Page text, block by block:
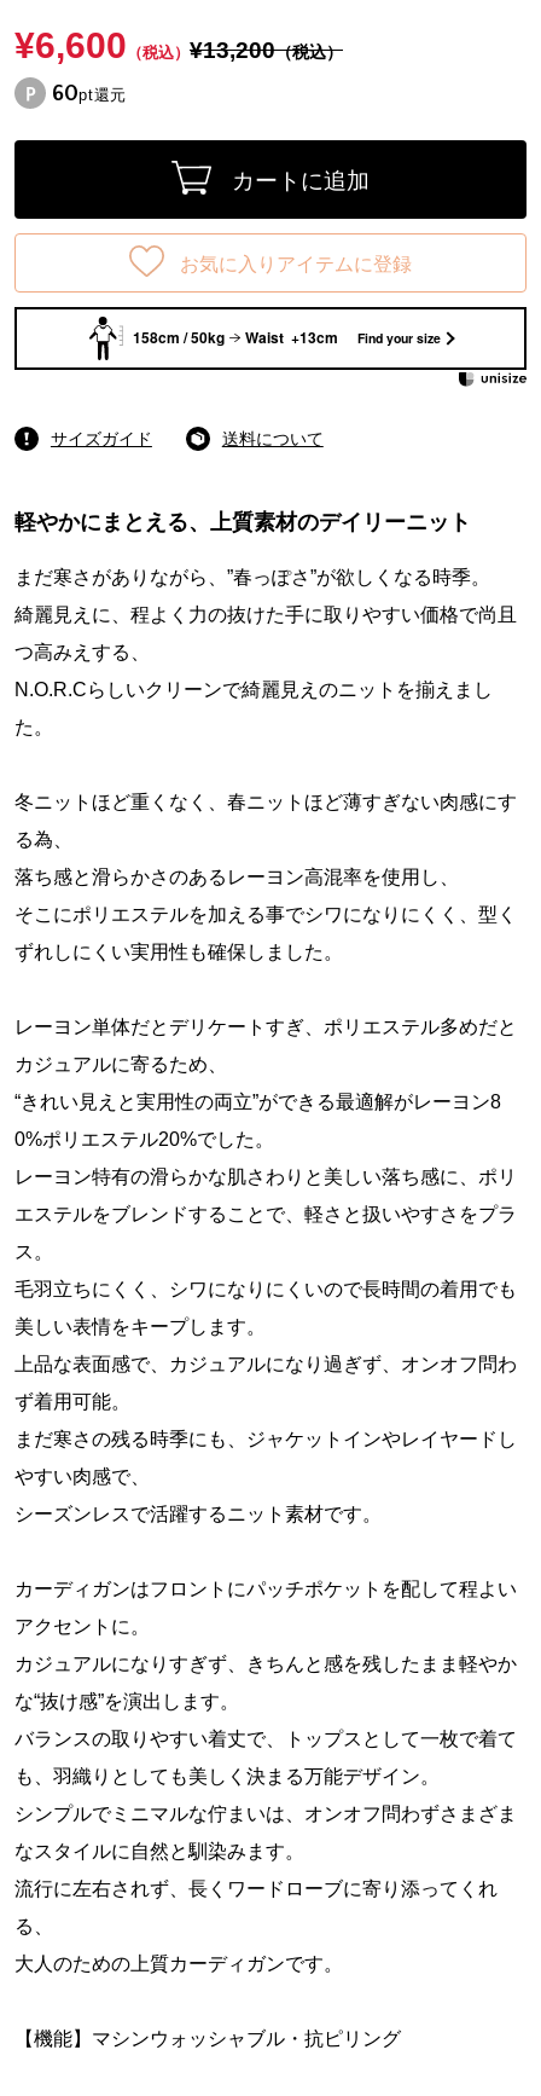
¥6,600 （税込） ¥13,200（税込）
60pt還元
カートに追加
お気に入りアイテムに登録
158cm / 50kg Waist +13cm Find your size
サイズガイド 送料について
軽やかにまとえる、上質素材のデイリーニット
まだ寒さがありながら、”春っぽさ”が欲しくなる時季。
綺麗見えに、程よく力の抜けた手に取りやすい価格で尚且
つ高みえする、
N.O.R.Cらしいクリーンで綺麗見えのニットを揃えまし
た。
冬ニットほど重くなく、春ニットほど薄すぎない肉感にす
る為、
落ち感と滑らかさのあるレーヨン高混率を使用し、
そこにポリエステルを加える事でシワになりにくく、型く
ずれしにくい実用性も確保しました。
レーヨン単体だとデリケートすぎ、ポリエステル多めだと
カジュアルに寄るため、
“きれい見えと実用性の両立”ができる最適解がレーヨン8
0%ポリエステル20%でした。
レーヨン特有の滑らかな肌さわりと美しい落ち感に、ポリ
エステルをブレンドすることで、軽さと扱いやすさをプラ
ス。
毛羽立ちにくく、シワになりにくいので長時間の着用でも
美しい表情をキープします。
上品な表面感で、カジュアルになり過ぎず、オンオフ問わ
ず着用可能。
まだ寒さの残る時季にも、ジャケットインやレイヤードし
やすい肉感で、
シーズンレスで活躍するニット素材です。
カーディガンはフロントにパッチポケットを配して程よい
アクセントに。
カジュアルになりすぎず、きちんと感を残したまま軽やか
な“抜け感”を演出します。
バランスの取りやすい着丈で、トップスとして一枚で着て
も、羽織りとしても美しく決まる万能デザイン。
シンプルでミニマルな佇まいは、オンオフ問わずさまざま
なスタイルに自然と馴染みます。
流行に左右されず、長くワードローブに寄り添ってくれ
る、
大人のための上質カーディガンです。
【機能】マシンウォッシャブル・抗ピリング